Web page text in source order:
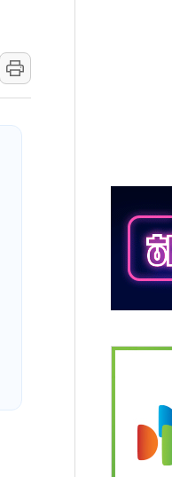
당 최대 50㎜ 폭우…강원 동해
대 환경미화원 수거차에 치
기림의 날 참석..."국제적 시
루질 중 실종 60대 나흘만에
흉기 살해 10대 아들 체포
'뻔뻔' 받아친 정청래…제주 연